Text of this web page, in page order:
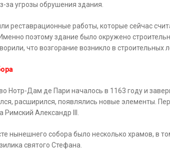
за угрозы обрушения здания.
реставрационные работы, которые сейчас
поэтому здание было окружено
что возгорание возникло в строительных
Нотр-Дам де Пари началось в 1163 году и
расширился, появлялись новые элементы.
Римский Александр III.
нынешнего собора было несколько храмов, в
святого Стефана.